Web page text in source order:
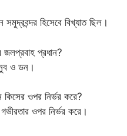
সমুদ্রবন্দর হিসেবে বিখ্যাত ছিল।
প্রধান?
ও ডন।
ওপর নির্ভর করে?
ওপর নির্ভর করে।